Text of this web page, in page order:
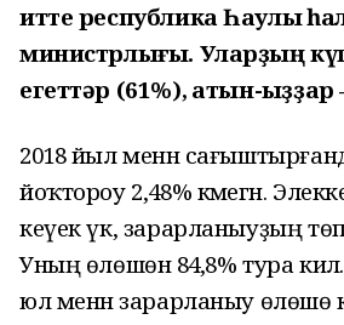
итте республика Һаулыҡ
министрлығы. Уларҙың
егеттәр (61%), ҡатын-
2018 йыл менән
йоҡтороу 2,48% кәмегән.
кеүек үк, зарарланыуҙың
Уның өлөшөнә 84,8% тура
юл менән зарарланыу өлөшө